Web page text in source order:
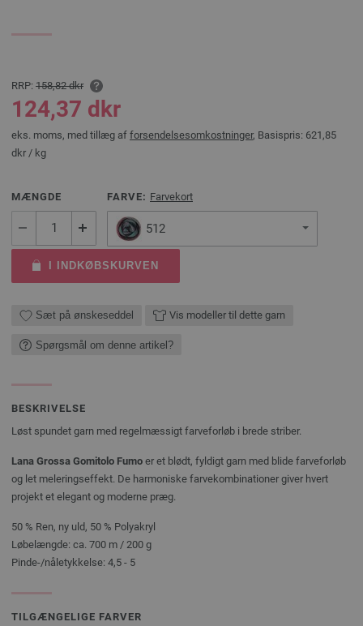
RRP: 158,82 dkr
124,37 dkr
eks. moms, med tillæg af forsendelsesomkostninger, Basispris: 621,85
dkr / kg
MÆNGDE FARVE: Farvekort
512
I INDKØBSKURVEN
Sæt på ønskeseddel Vis modeller til dette garn
Spørgsmål om denne artikel?
BESKRIVELSE
Løst spundet garn med regelmæssigt farveforløb i brede striber.
Lana Grossa Gomitolo Fumo er et blødt, fyldigt garn med blide farveforløb
og let meleringseffekt. De harmoniske farvekombinationer giver hvert
projekt et elegant og moderne præg.
50 % Ren, ny uld, 50 % Polyakryl
Løbelængde: ca. 700 m / 200 g
Pinde-/nåletykkelse: 4,5 - 5
TILGÆNGELIGE FARVER